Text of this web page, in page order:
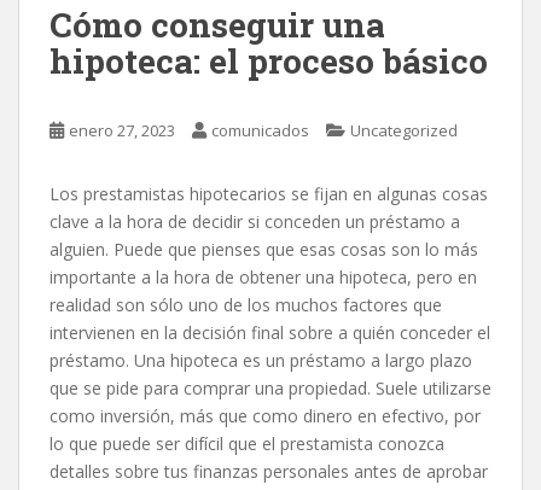
Cómo conseguir una
hipoteca: el proceso básico
enero 27, 2023 comunicados Uncategorized
Los prestamistas hipotecarios se fijan en algunas cosas
clave a la hora de decidir si conceden un préstamo a
alguien. Puede que pienses que esas cosas son lo más
importante a la hora de obtener una hipoteca, pero en
realidad son sólo uno de los muchos factores que
intervienen en la decisión final sobre a quién conceder el
préstamo. Una hipoteca es un préstamo a largo plazo
que se pide para comprar una propiedad. Suele utilizarse
como inversión, más que como dinero en efectivo, por
lo que puede ser difícil que el prestamista conozca
detalles sobre tus finanzas personales antes de aprobar